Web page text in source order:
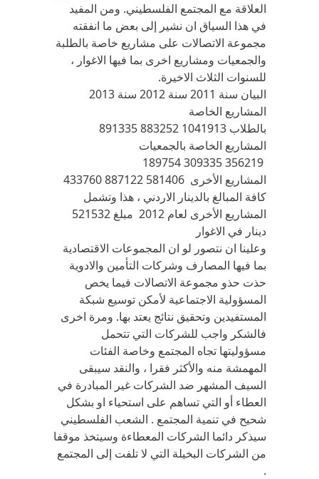
العلاقة مع المجتمع الفلسطيني. ومن المفيد
في هذا السياق ان نشير إلى بعض ما انفقته
مجموعة الاتصالات على مشاريع خاصة بالطلبة
والجمعيات ومشاريع اخرى بما فيها الاغوار ،
للسنوات الثلاث الاخيرة.
البيان سنة 2011 سنة 2012 سنة 2013
المشاريع الخاصة
بالطلاب 891335 883252 1041913
المشاريع الخاصة بالجمعيات
المشاريع الأخرى 433760 887122 581406
كافة المبالغ بالدينار الاردني ، هذا وتشمل
المشاريع الأخرى لعام 2012 مبلغ 521532
دينار في الاغوار
وعلينا ان نتصور لو ان المجموعات الاقتصادية
بما فيها المصارف وشركات التأمين والادوية
حذت حذو مجموعة الاتصالات فيما يخص
المسؤولية الاجتماعية لأمكن توسيع شبكة
المستفيدين وتحقيق نتائج يعتد بها. ومرة اخرى
فالشكر واجب للشركات التي تتحمل
مسؤوليتها تجاه المجتمع وخاصة الفئات
المهمشة منه والأكثر فقرا ، والنقد سيبقى
السيف المشهر ضد الشركات غير المبادرة في
العطاء أو التي تساهم على استحياء او بشكل
شحيح في تنمية المجتمع . الشعب الفلسطيني
سيذكر دائما الشركات المعطاءة وسيتخذ موقفا
من الشركات البخيلة التي لا تلفت إلى المجتمع
.